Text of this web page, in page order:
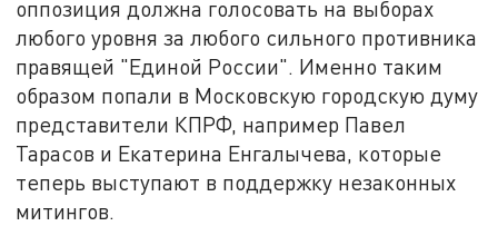
оппозиция должна голосовать на выборах
любого уровня за любого сильного противника
правящей "Единой России". Именно таким
образом попали в Московскую городскую думу
представители КПРФ, например Павел
Тарасов и Екатерина Енгалычева, которые
теперь выступают в поддержку незаконных
митингов.